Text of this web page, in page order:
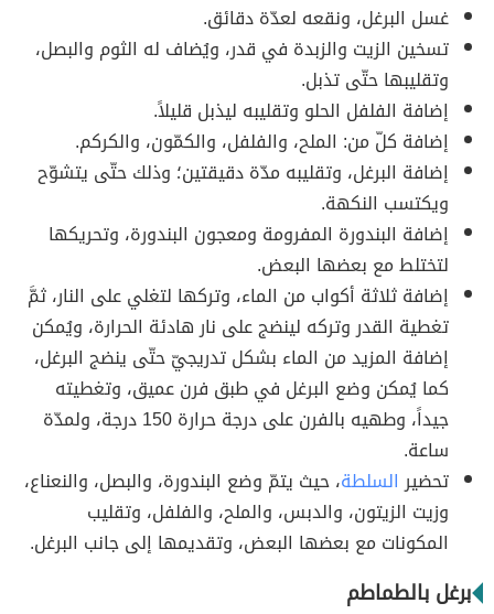
غسل البرغل، ونقعه لعدّة دقائق.
تسخين الزيت والزبدة في قدر، ويُضاف له الثوم والبصل،
وتقليبها حتّى تذبل.
إضافة الفلفل الحلو وتقليبه ليذبل قليلاً.
إضافة كلّ من: الملح، والفلفل، والكمّون، والكركم.
إضافة البرغل، وتقليبه مدّة دقيقتين؛ وذلك حتّى يتشوّح
ويكتسب النكهة.
إضافة البندورة المفرومة ومعجون البندورة، وتحريكها
لتختلط مع بعضها البعض.
إضافة ثلاثة أكواب من الماء، وتركها لتغلي على النار، ثمَّ
تغطية القدر وتركه لينضج على نار هادئة الحرارة، ويُمكن
إضافة المزيد من الماء بشكل تدريجيّ حتّى ينضج البرغل،
كما يُمكن وضع البرغل في طبق فرن عميق، وتغطيته
جيداً، وطهيه بالفرن على درجة حرارة 150 درجة، ولمدّة
ساعة.
تحضيرالسلطة، حيث يتمّ وضع البندورة، والبصل، والنعناع،
وزيت الزيتون، والدبس، والملح، والفلفل، وتقليب
المكونات مع بعضها البعض، وتقديمها إلى جانب البرغل.
برغل بالطماطم